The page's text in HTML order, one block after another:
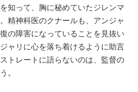
知って、胸に秘めていたジレンマ
精神科医のクナールも、アンジャ
の障害になっていることを見抜い
ャリに心を落ち着けるように助言
トレートに語らないのは、監督の
。